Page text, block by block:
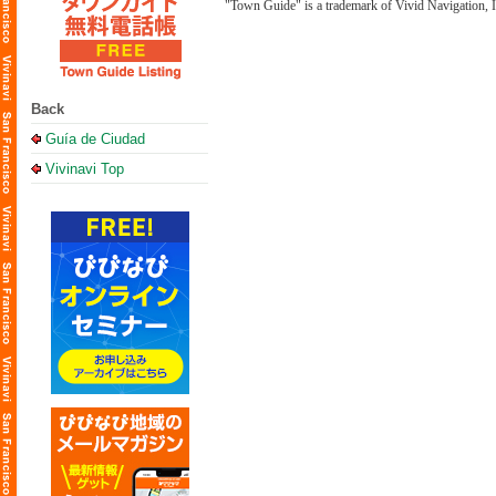
Back
Guía de Ciudad
Vivinavi Top
"Town Guide" is a trademark of Vivid Navigation,